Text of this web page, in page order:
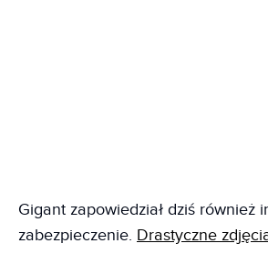
Gigant zapowiedział dziś również
zabezpieczenie. Drastyczne